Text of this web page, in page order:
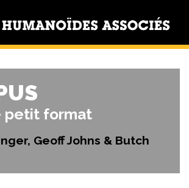
petit format
Geoff Johns & Butch